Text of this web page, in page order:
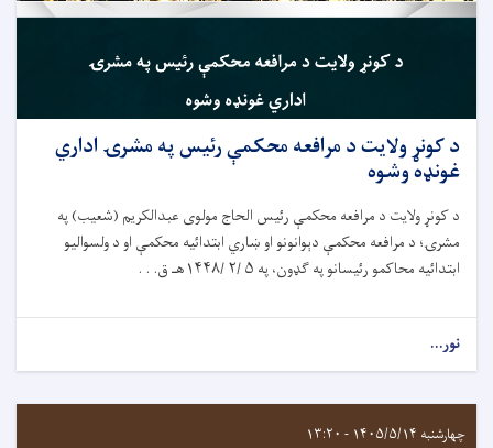
د کونړ ولایت د مرافعه محکمې رئيس په مشرۍ اداري
غونډه وشوه
د کونړ ولایت د مرافعه محکمې رئيس الحاج مولوی عبدالکریم (شعیب) په
مشرۍ؛ د مرافعه محکمې دېوانونو او ښاري ابتدائيه محکمې او د ولسوالیو
ابتدائيه محاکمو رئيسانو په ګډون، په ۵ /۲ /۱۴۴۸هـ ق. . .
نور...
چهارشنبه ۱۴۰۵/۵/۱۴ - ۱۳:۲۰